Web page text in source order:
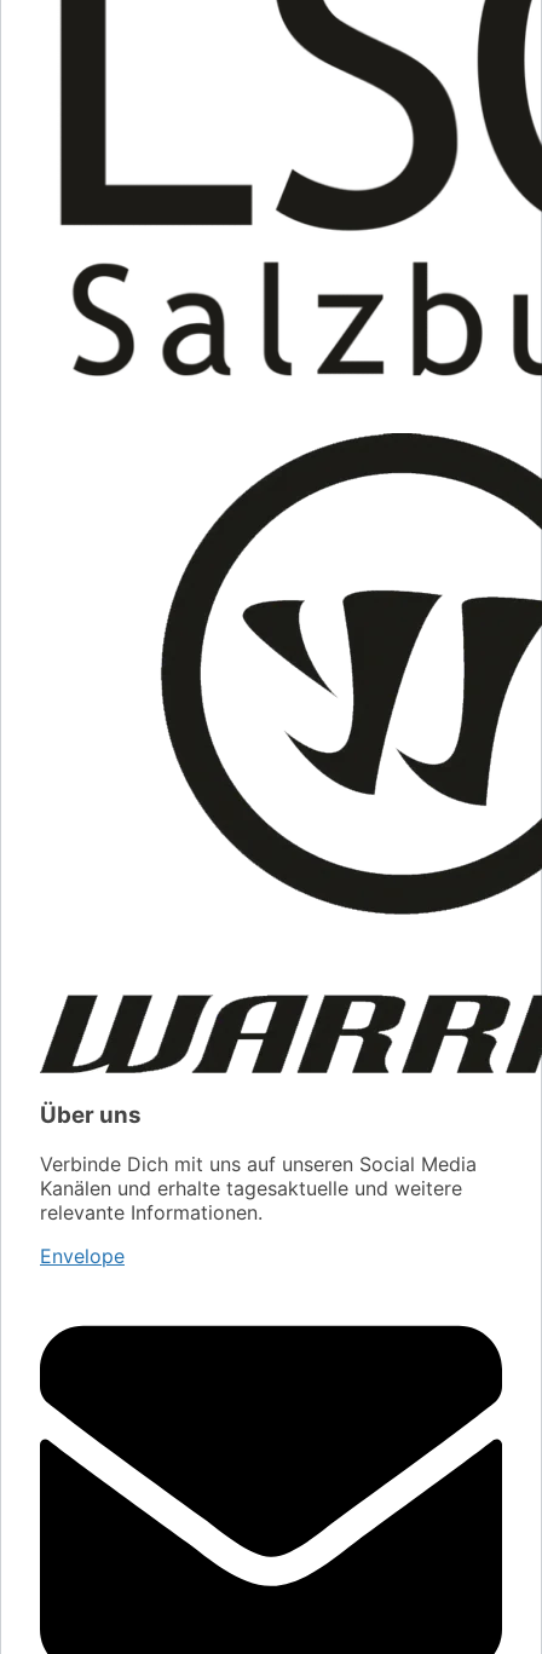
Über uns
Verbinde Dich mit uns auf unseren Social Media
Kanälen und erhalte tagesaktuelle und weitere
relevante Informationen.
Envelope